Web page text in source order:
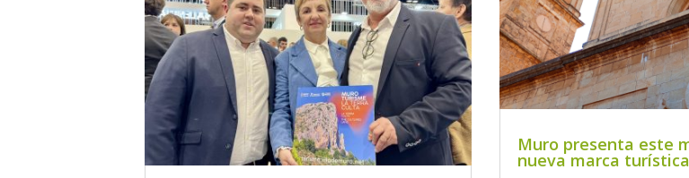
Muro presenta este
nueva marca